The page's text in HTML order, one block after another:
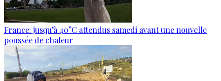
France: jusqu’à 40°C attendus samedi avant une nouvelle
poussée de chaleur